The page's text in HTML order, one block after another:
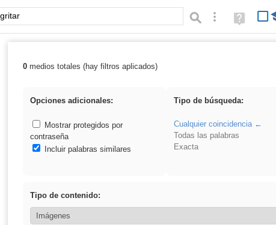
Palabra o frase: Búsqueda avanzada
Ayuda
(en
Resultados de: gritar
0medios totales (hay filtros aplicados)
Opciones adicionales:
Mostrar protegidos por
contraseña
Incluir palabras similares
Tipo de búsqueda:
Cualquier coincidencia
Todas las palabras
Exacta
Tipo de contenido: